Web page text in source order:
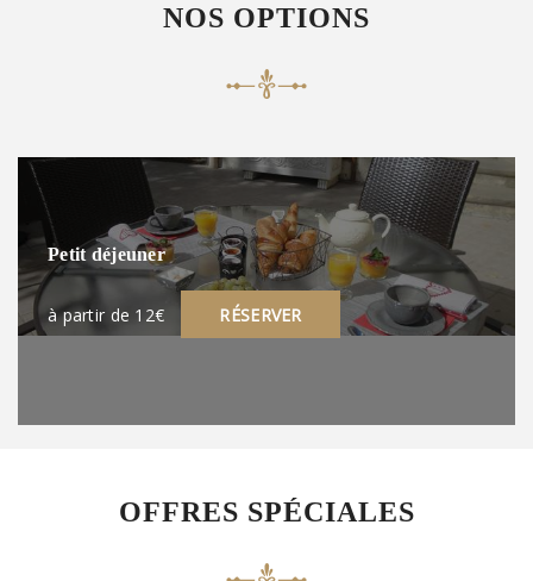
NOS OPTIONS
Petit déjeuner
à partir de 12€ RÉSERVER
OFFRES SPÉCIALES